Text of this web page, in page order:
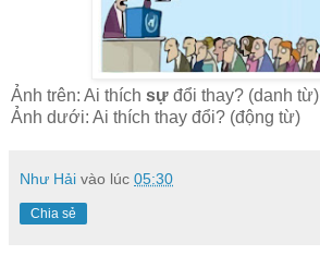
Ảnh trên: Ai thích sự đổi thay? (danh từ)
Ảnh dưới: Ai thích thay đổi? (động từ)
Như Hải vào lúc 05:30
Chia sẻ